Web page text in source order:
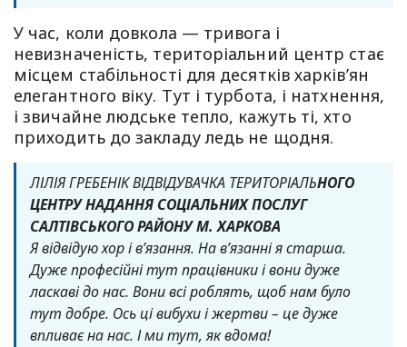
У час, коли довкола — тривога і
невизначеність, територіальний центр стає
місцем стабільності для десятків харківʼян
елегантного віку. Тут і турбота, і натхнення,
і звичайне людське тепло, кажуть ті, хто
приходить до закладу ледь не щодня.
ЛІЛІЯ ГРЕБЕНІК ВІДВІДУВАЧКА ТЕРИТОРІАЛЬНОГО
ЦЕНТРУ НАДАННЯ СОЦІАЛЬНИХ ПОСЛУГ
САЛТІВСЬКОГО РАЙОНУ М. ХАРКОВА
Я відвідую хор і вʼязання. На вʼязанні я старша.
Дуже професійні тут працівники і вони дуже
ласкаві до нас. Вони всі роблять, щоб нам було
тут добре. Ось ці вибухи і жертви – це дуже
впливає на нас. І ми тут, як вдома!